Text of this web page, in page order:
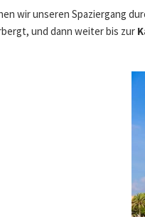
wir unseren Spaziergang
und dann weiter bis zur